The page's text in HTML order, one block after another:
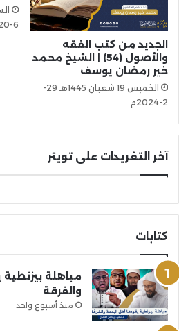
الجديد من كتب الفقه
والأصول (54) | الشيخ محمد
خير رمضان يوسف
الخميس 19 شعبان 1445هـ 29-
2-2024م
6-2020م
آخر التغريدات على تويتر
كتابات
مباهلة
والفرقة
منذ أسبوع واحد